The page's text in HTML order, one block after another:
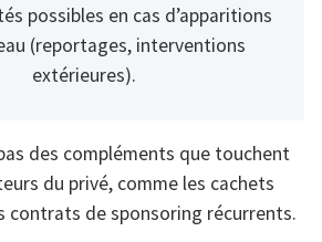
possibles en cas d’apparitions
(reportages, interventions
extérieures).
des compléments que touchent
du privé, comme les cachets
contrats de sponsoring récurrents.